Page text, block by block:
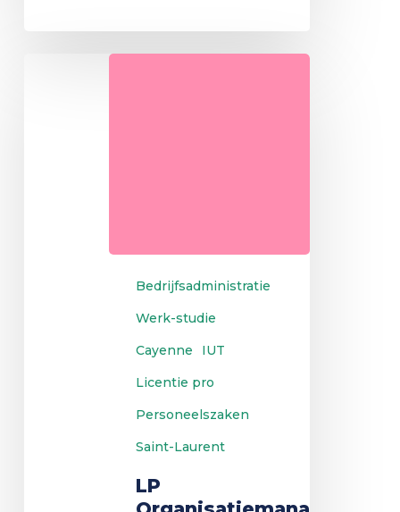
Bedrijfsadministratie
Werk-studie
Cayenne
IUT
Licentie pro
Personeelszaken
Saint-Laurent
LP